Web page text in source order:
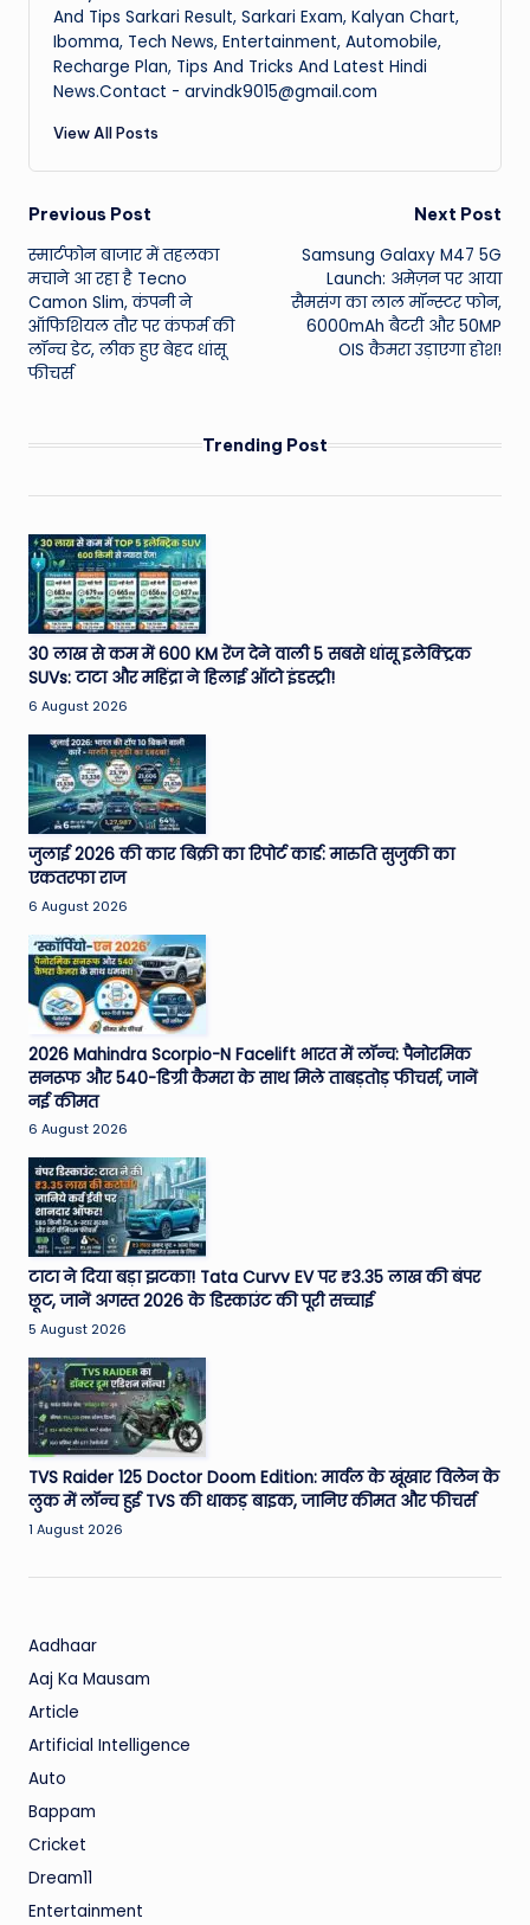
And Tips Sarkari Result, Sarkari Exam, Kalyan Chart,
Ibomma, Tech News, Entertainment, Automobile,
Recharge Plan, Tips And Tricks And Latest Hindi
News.Contact - arvindk9015@gmail.com
View All Posts
Post
navigation
Previous Post
स्मार्टफोन बाजार में तहलका
मचाने आ रहा है Tecno
Camon Slim, कंपनी ने
ऑफिशियल तौर पर कंफर्म की
लॉन्च डेट, लीक हुए बेहद धांसू
फीचर्स
Next Post
Samsung Galaxy M47 5G
Launch: अमेज़न पर आया
सैमसंग का लाल मॉन्स्टर फोन,
6000mAh बैटरी और 50MP
OIS कैमरा उड़ाएगा होश!
Trending Post
30 लाख से कम में 600 KM रेंज देने वाली 5 सबसे धांसू इलेक्ट्रिक
SUVs: टाटा और महिंद्रा ने हिलाई ऑटो इंडस्ट्री!
6 August 2026
जुलाई 2026 की कार बिक्री का रिपोर्ट कार्ड: मारुति सुजुकी का
एकतरफा राज
6 August 2026
2026 Mahindra Scorpio-N Facelift भारत में लॉन्च: पैनोरमिक
सनरूफ और 540-डिग्री कैमरा के साथ मिले ताबड़तोड़ फीचर्स, जानें
नई कीमत
6 August 2026
टाटा ने दिया बड़ा झटका! Tata Curvv EV पर ₹3.35 लाख की बंपर
छूट, जानें अगस्त 2026 के डिस्काउंट की पूरी सच्चाई
5 August 2026
TVS Raider 125 Doctor Doom Edition: मार्वल के खूंखार विलेन के
लुक में लॉन्च हुई TVS की धाकड़ बाइक, जानिए कीमत और फीचर्स
1 August 2026
Aadhaar
Aaj Ka Mausam
Article
Artificial Intelligence
Auto
Bappam
Cricket
Dream11
Entertainment